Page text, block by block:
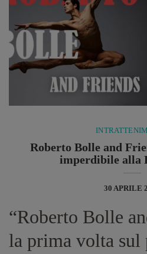
Roberto Bolle and
imperdibile alla
30 APRILE
“Roberto Bolle
la prima volta sul